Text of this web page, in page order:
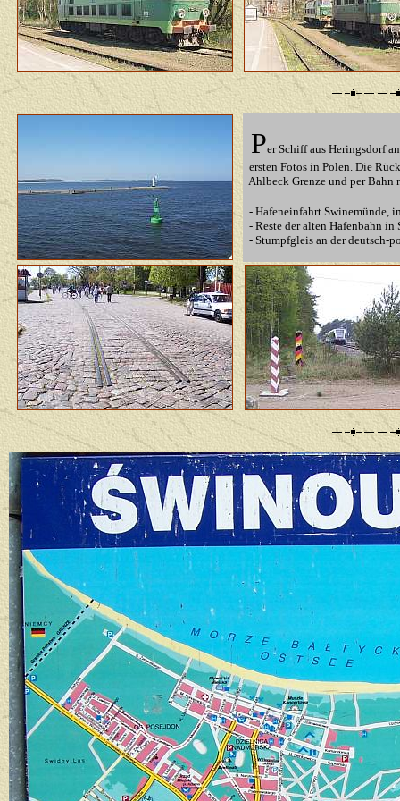
Per Schiff aus Heringsdorf
ersten Fotos in Polen. Die
Ahlbeck Grenze und per Bahn
- Hafeneinfahrt Swinemünde,
- Reste der alten Hafenbahn
- Stumpfgleis an der deutsch-